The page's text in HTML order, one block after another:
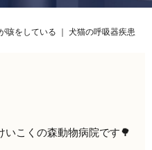
咳をしている ｜ 犬猫の呼吸器疾患
こくの森動物病院です🌳